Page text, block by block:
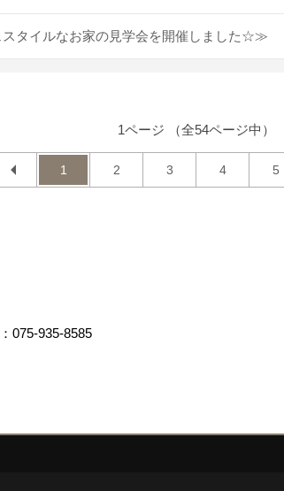
タイルなお家の見学会を開催しました☆≫
1ページ （全54ページ中）
1 2 3 4 5
075-935-8585